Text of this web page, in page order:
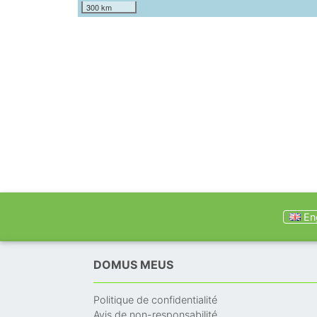
300 km
DOMUS MEUS
Politique de confidentialité
Avis de non-responsabilité